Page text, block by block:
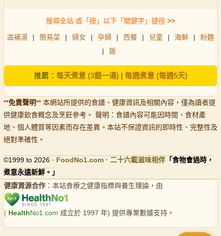
搜尋全站 或「按」以下「關鍵字」捷徑 >>
滋補湯 | 簡易菜 | 婦女 | 孕婦 | 西餐 | 兒童 | 海鮮 |
粉麵
|
飯
推薦： 每天煮意 (3餸一湯)| 每週煮意 (每週5天)
**免責聲明** 本網站所提供的食譜、健康資訊及相關內容，僅為讀者提
供健康飲食概念及烹飪參考。 聲明：食譜內容可能因時間、食材產
地、個人體質等因素而存在差異。本站不保證資訊的即時性、完整性及
絕對準確性。
©1999 to 2026 · FoodNo1.com · 二十六載滋味相伴 「食物會過時，
煮意永遠新鮮。」
健康資源合作 ：本站食療之健康指標與養生理論，由
( HealthNo1.com 成立於 1997 年) 提供專業數據支持。